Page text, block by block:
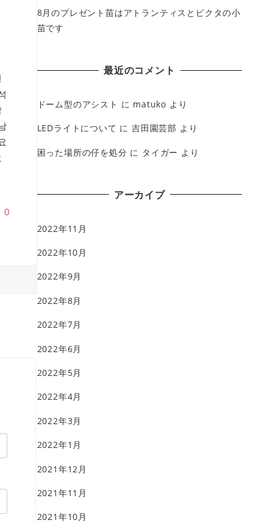
0
8月のプレゼント苗はアトランティスとピクタの小
苗です
最近のコメント
ドーム型のアシスト に matuko より
LEDライトについて に吉田園芸部 より
困った場所の仔を処分 に タイガー より
アーカイブ
2022年11月
2022年10月
2022年9月
2022年8月
2022年7月
2022年6月
2022年5月
2022年4月
2022年3月
2022年1月
2021年12月
2021年11月
2021年10月